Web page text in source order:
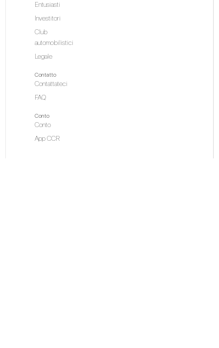
Entusiasti
Investitori
Club
automobilistici
Legale
Contatto
Contattateci
FAQ
Conto
Conto
App CCR